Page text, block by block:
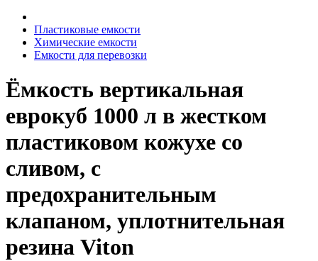
Пластиковые емкости
Химические емкости
Емкости для перевозки
Ёмкость вертикальная
еврокуб 1000 л в жестком
пластиковом кожухе со
сливом, с
предохранительным
клапаном, уплотнительная
резина Viton